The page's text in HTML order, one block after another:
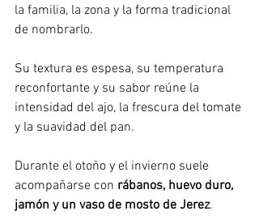
la familia, la zona y la forma tradicional
de nombrarlo.
Su textura es espesa, su temperatura
reconfortante y su sabor reúne la
intensidad del ajo, la frescura del tomate
y la suavidad del pan.
Durante el otoño y el invierno suele
acompañarse con rábanos, huevo duro,
jamón y un vaso de mosto de Jerez.